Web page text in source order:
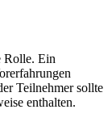
Rolle. Ein
Teilnehmer sollte
enthalten.